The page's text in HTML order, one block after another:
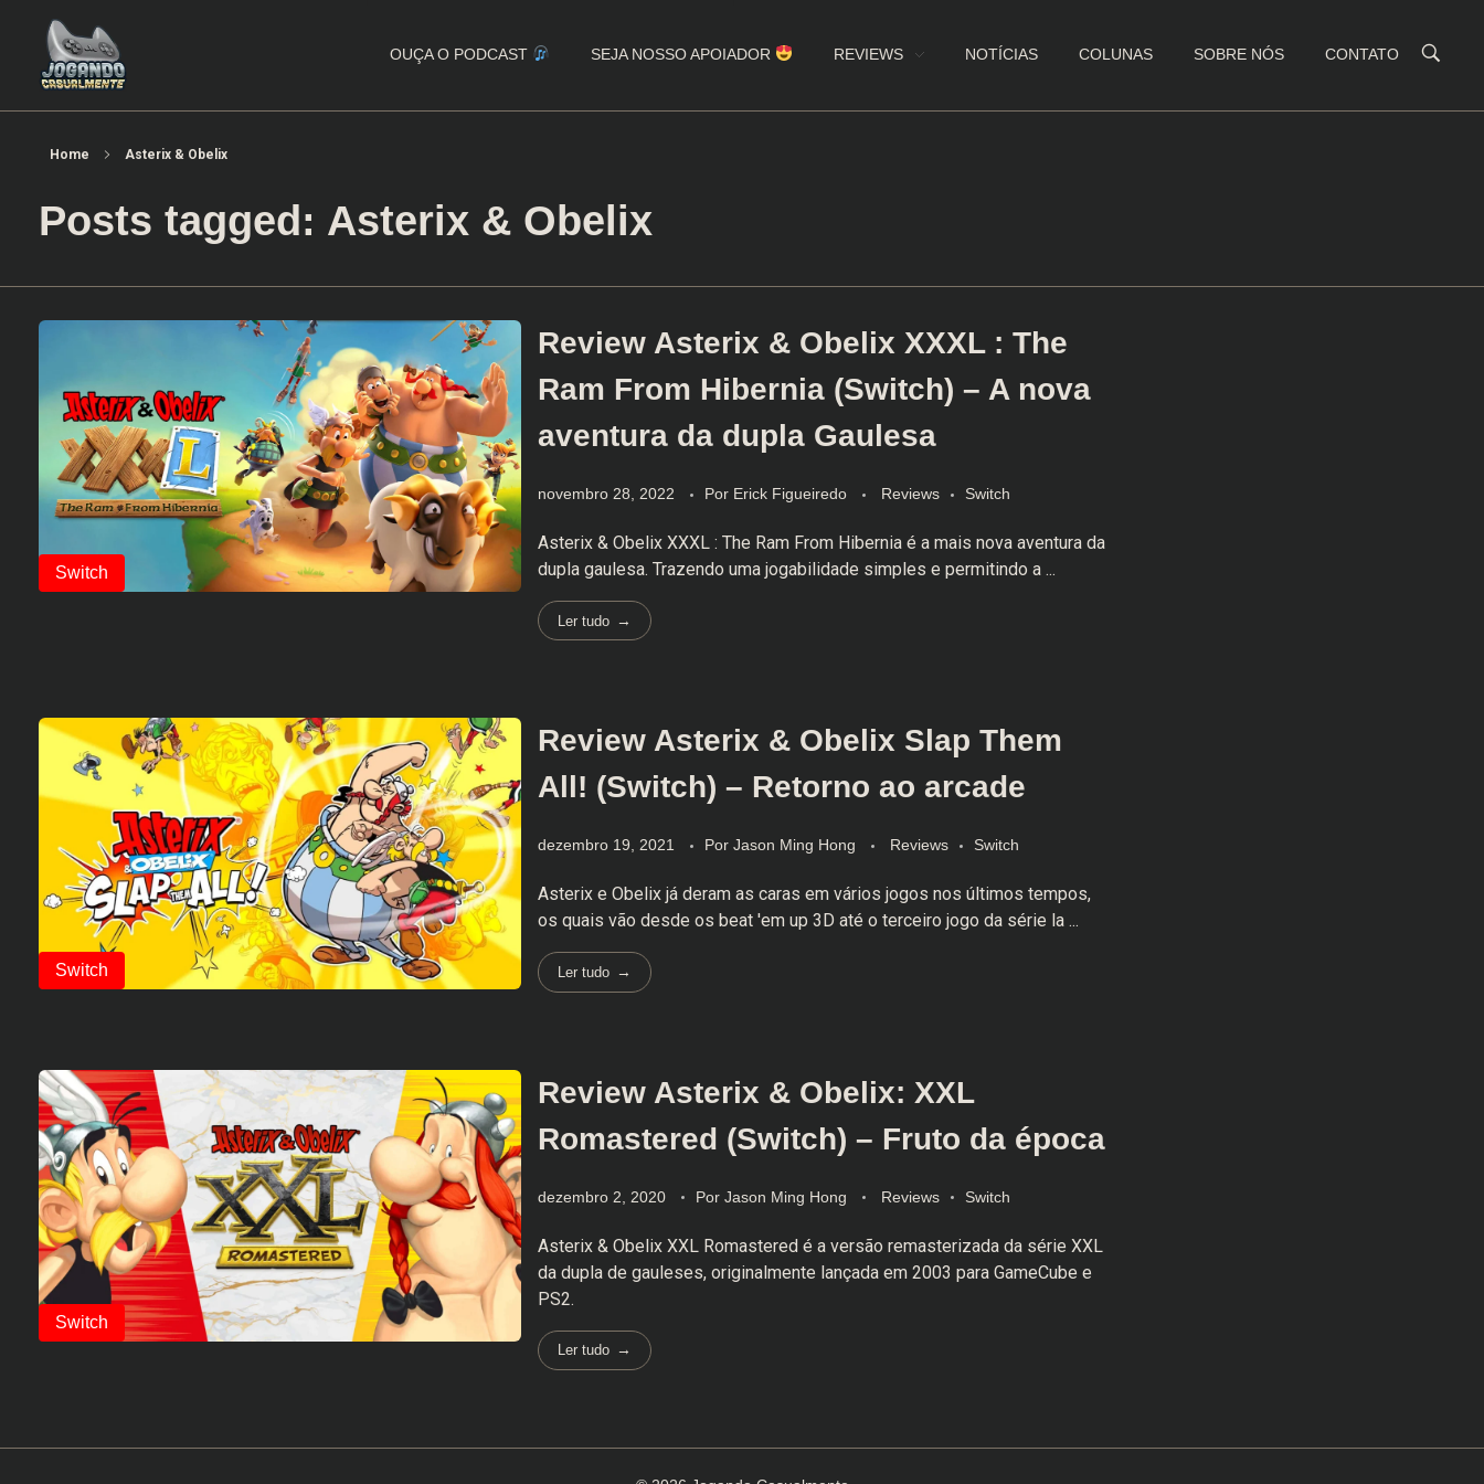
OUÇA O PODCAST SEJA NOSSO APOIADOR REVIEWS NOTÍCIAS COLUNAS SOBRE NÓS CONTATO
Home Asterix & Obelix
Posts tagged: Asterix & Obelix
Review Asterix & Obelix XXXL : The
Ram From Hibernia (Switch) – A nova
aventura da dupla Gaulesa
novembro 28, 2022 Por Erick Figueiredo Reviews Switch
Asterix & Obelix XXXL : The Ram From Hibernia é a mais nova aventura da
dupla gaulesa. Trazendo uma jogabilidade simples e permitindo a ...
Ler tudo
Review Asterix & Obelix Slap Them
All! (Switch) – Retorno ao arcade
dezembro 19, 2021 Por Jason Ming Hong Reviews Switch
Asterix e Obelix já deram as caras em vários jogos nos últimos tempos,
os quais vão desde os beat 'em up 3D até o terceiro jogo da série la ...
Ler tudo
Review Asterix & Obelix: XXL
Romastered (Switch) – Fruto da época
dezembro 2, 2020 Por Jason Ming Hong Reviews Switch
Asterix & Obelix XXL Romastered é a versão remasterizada da série XXL
da dupla de gauleses, originalmente lançada em 2003 para GameCube e
PS2.
Ler tudo